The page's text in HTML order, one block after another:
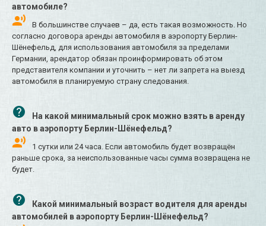
автомобиле?
В большинстве случаев – да, есть такая возможность. Но
согласно договора аренды автомобиля в аэропорту Берлин-
Шёнефельд, для использования автомобиля за пределами
Германии, арендатор обязан проинформировать об этом
представителя компании и уточнить – нет ли запрета на выезд
автомобиля в планируемую страну следования.
На какой минимальный срок можно взять в аренду
авто в аэропорту Берлин-Шёнефельд?
1 сутки или 24 часа. Если автомобиль будет возвращён
раньше срока, за неиспользованные часы сумма возвращена не
будет.
Какой минимальный возраст водителя для аренды
автомобилей в аэропорту Берлин-Шёнефельд?